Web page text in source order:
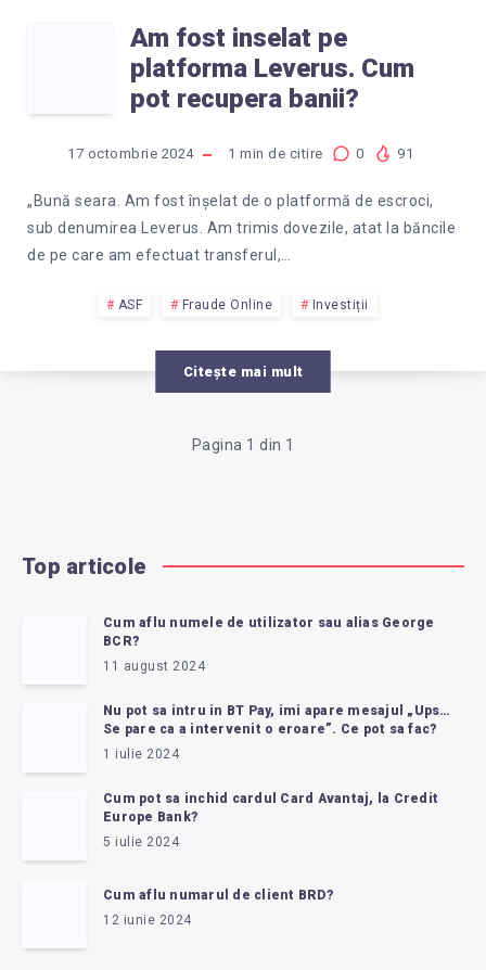
INVEST?
FOST
INSELAT
PE
PLATFORMA
LEVERUS.
CUM
BANII?
Am fost inselat pe
platforma Leverus. Cum
pot recupera banii?
17 octombrie 2024 1 min de citire 0 91
„Bună seara. Am fost înșelat de o platformă de escroci,
sub denumirea Leverus. Am trimis dovezile, atat la băncile
de pe care am efectuat transferul,…
ASF Fraude Online Investiții
Citește mai mult
Pagina 1 din 1
Top articole
Cum aflu numele de utilizator sau alias George
BCR?
11 august 2024
Nu pot sa intru in BT Pay, imi apare mesajul „Ups…
Se pare ca a intervenit o eroare”. Ce pot sa fac?
1 iulie 2024
Cum pot sa inchid cardul Card Avantaj, la Credit
Europe Bank?
5 iulie 2024
Cum aflu numarul de client BRD?
12 iunie 2024